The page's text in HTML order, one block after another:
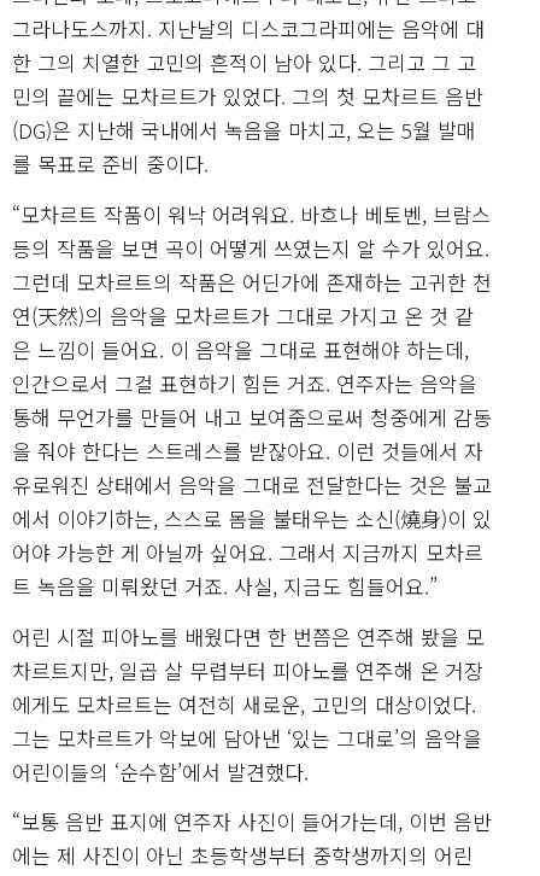
그라나도스까지. 지난날의 디스코그라피에는 음악에 대
한 그의 치열한 고민의 흔적이 남아 있다. 그리고 그 고
민의 끝에는 모차르트가 있었다. 그의 첫 모차르트 음반
(DG)은 지난해 국내에서 녹음을 마치고, 오는 5월 발매
를 목표로 준비 중이다.
“모차르트 작품이 워낙 어려워요. 바흐나 베토벤, 브람스
등의 작품을 보면 곡이 어떻게 쓰였는지 알 수가 있어요.
그런데 모차르트의 작품은 어딘가에 존재하는 고귀한 천
연(天然)의 음악을 모차르트가 그대로 가지고 온 것 같
은 느낌이 들어요. 이 음악을 그대로 표현해야 하는데,
인간으로서 그걸 표현하기 힘든 거죠. 연주자는 음악을
통해 무언가를 만들어 내고 보여줌으로써 청중에게 감동
을 줘야 한다는 스트레스를 받잖아요. 이런 것들에서 자
유로워진 상태에서 음악을 그대로 전달한다는 것은 불교
에서 이야기하는, 스스로 몸을 불태우는 소신(燒身)이 있
어야 가능한 게 아닐까 싶어요. 그래서 지금까지 모차르
트 녹음을 미뤄왔던 거죠. 사실, 지금도 힘들어요.”
어린 시절 피아노를 배웠다면 한 번쯤은 연주해 봤을 모
차르트지만, 일곱 살 무렵부터 피아노를 연주해 온 거장
에게도 모차르트는 여전히 새로운, 고민의 대상이었다.
그는 모차르트가 악보에 담아낸 ‘있는 그대로’의 음악을
어린이들의 ‘순수함’에서 발견했다.
“보통 음반 표지에 연주자 사진이 들어가는데, 이번 음반
에는 제 사진이 아닌 초등학생부터 중학생까지의 어린